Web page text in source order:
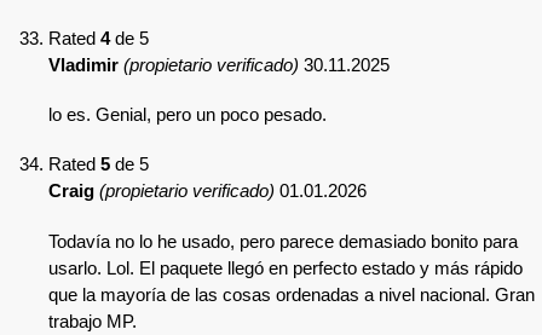
Rated 4de 5
Vladimir (propietario verificado) 30.11.2025
lo es. Genial, pero un poco pesado.
Rated 5 de 5
Craig (propietario verificado) 01.01.2026
Todavía no lo he usado, pero parece demasiado bonito para
usarlo. Lol. El paquete llegó en perfecto estado y más rápido
que la mayoría de las cosas ordenadas a nivel nacional. Gran
trabajo MP.